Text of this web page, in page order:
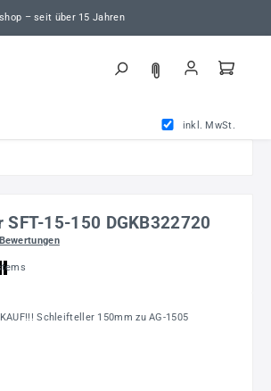
– seit über 15 Jahren
inkl. MwSt.
15-150 DGKB322720
Bewertung von 4.38 von 5 Sternen